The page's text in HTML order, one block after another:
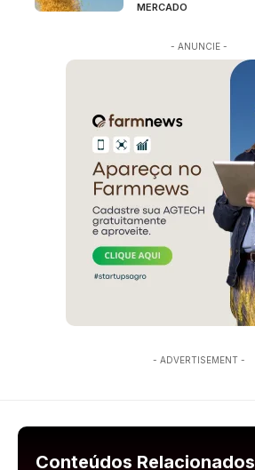
MERCADO
- ANUNCIE -
- ADVERTISEMENT -
Conteúdos Relacionados